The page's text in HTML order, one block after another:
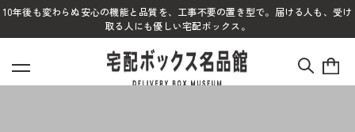
10年後も変わらぬ安心の機能と品質を、工事不要の置き型で。届ける人も、受け
取る人にも優しい宅配ボックス。